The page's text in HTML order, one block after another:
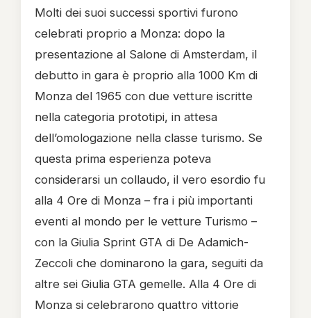
Molti dei suoi successi sportivi furono
celebrati proprio a Monza: dopo la
presentazione al Salone di Amsterdam, il
debutto in gara è proprio alla 1000 Km di
Monza del 1965 con due vetture iscritte
nella categoria prototipi, in attesa
dell’omologazione nella classe turismo. Se
questa prima esperienza poteva
considerarsi un collaudo, il vero esordio fu
alla 4 Ore di Monza – fra i più importanti
eventi al mondo per le vetture Turismo –
con la Giulia Sprint GTA di De Adamich-
Zeccoli che dominarono la gara, seguiti da
altre sei Giulia GTA gemelle. Alla 4 Ore di
Monza si celebrarono quattro vittorie